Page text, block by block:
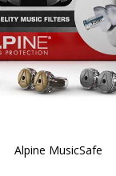
Alpine MusicSafe